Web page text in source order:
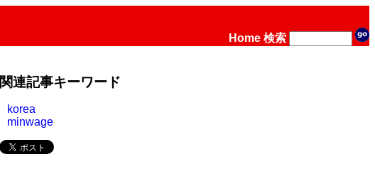
Home 検索
関連記事キーワード
korea
minwage